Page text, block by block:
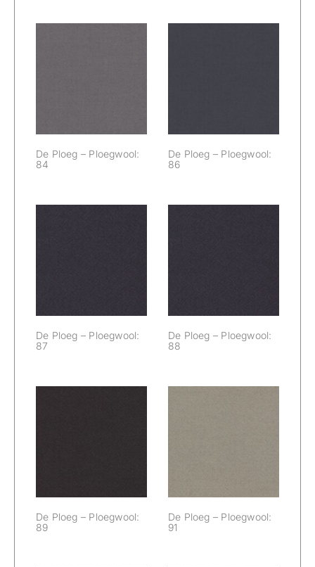
De Ploeg – Ploegwool:
84
De Ploeg – Ploegwool:
86
De Ploeg – Ploegwool:
87
De Ploeg – Ploegwool:
88
De Ploeg – Ploegwool:
89
De Ploeg – Ploegwool:
91